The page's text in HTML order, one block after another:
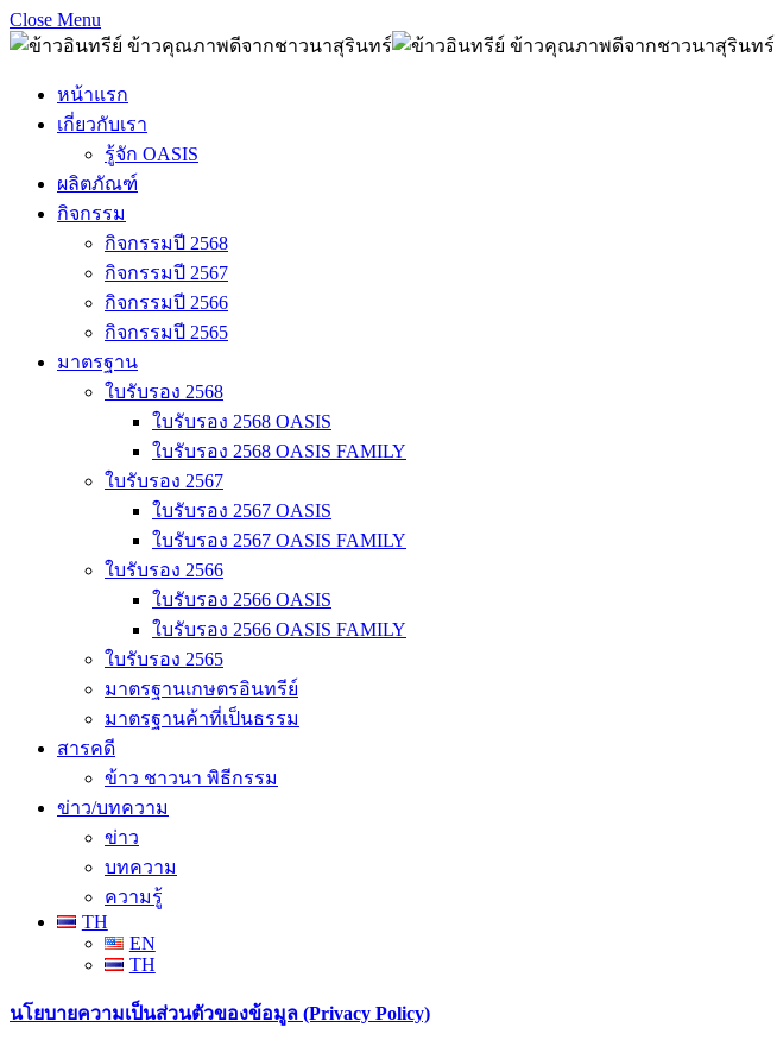
Close Menu
หน้าแรก
เกี่ยวกับเรา
รู้จัก OASIS
ผลิตภัณฑ์
กิจกรรม
กิจกรรมปี 2568
กิจกรรมปี 2567
กิจกรรมปี 2566
กิจกรรมปี 2565
มาตรฐาน
ใบรับรอง 2568
ใบรับรอง 2568 OASIS
ใบรับรอง 2568 OASIS FAMILY
ใบรับรอง 2567
ใบรับรอง 2567 OASIS
ใบรับรอง 2567 OASIS FAMILY
ใบรับรอง 2566
ใบรับรอง 2566 OASIS
ใบรับรอง 2566 OASIS FAMILY
ใบรับรอง 2565
มาตรฐานเกษตรอินทรีย์
มาตรฐานค้าที่เป็นธรรม
สารคดี
ข้าว ชาวนา พิธีกรรม
ข่าว/บทความ
ข่าว
บทความ
ความรู้
TH
EN
TH
นโยบายความเป็นส่วนตัวของข้อมูล (Privacy Policy)